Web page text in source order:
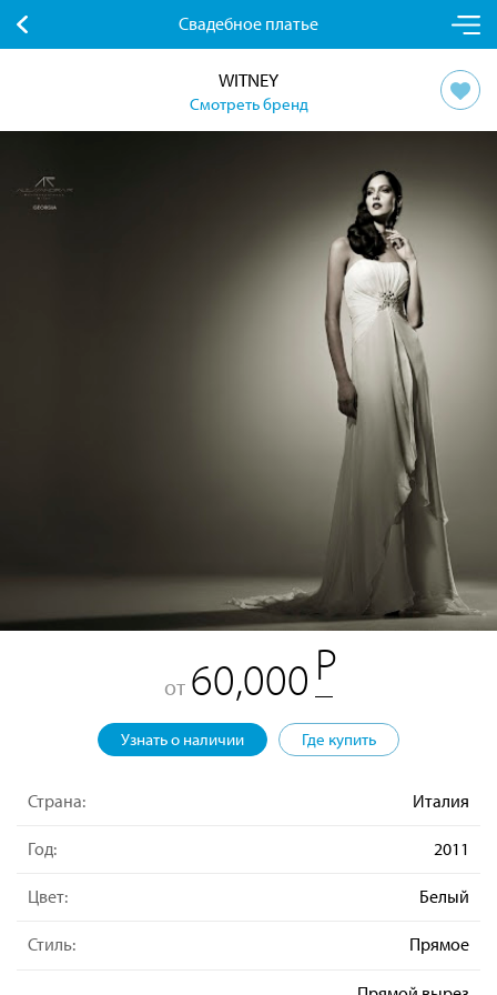
Свадебное платье
WITNEY
Смотреть бренд
от 60,000
Узнать о наличии Где купить
Страна: Италия
Год: 2011
Цвет: Белый
Стиль: Прямое